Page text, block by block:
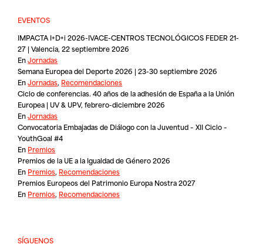
EVENTOS
IMPACTA I+D+i 2026-IVACE-CENTROS TECNOLÓGICOS FEDER 21-
27 | Valencia, 22 septiembre 2026
EnJornadas
Semana Europea del Deporte 2026 | 23-30 septiembre 2026
EnJornadas, Recomendaciones
Ciclo de conferencias. 40 años de la adhesión de España a la Unión
Europea | UV & UPV, febrero-diciembre 2026
EnJornadas
Convocatoria Embajadas de Diálogo con la Juventud – XII Ciclo –
YouthGoal #4
En Premios
Premios de la UE a la Igualdad de Género 2026
En Premios, Recomendaciones
Premios Europeos del Patrimonio Europa Nostra 2027
En Premios, Recomendaciones
SÍGUENOS